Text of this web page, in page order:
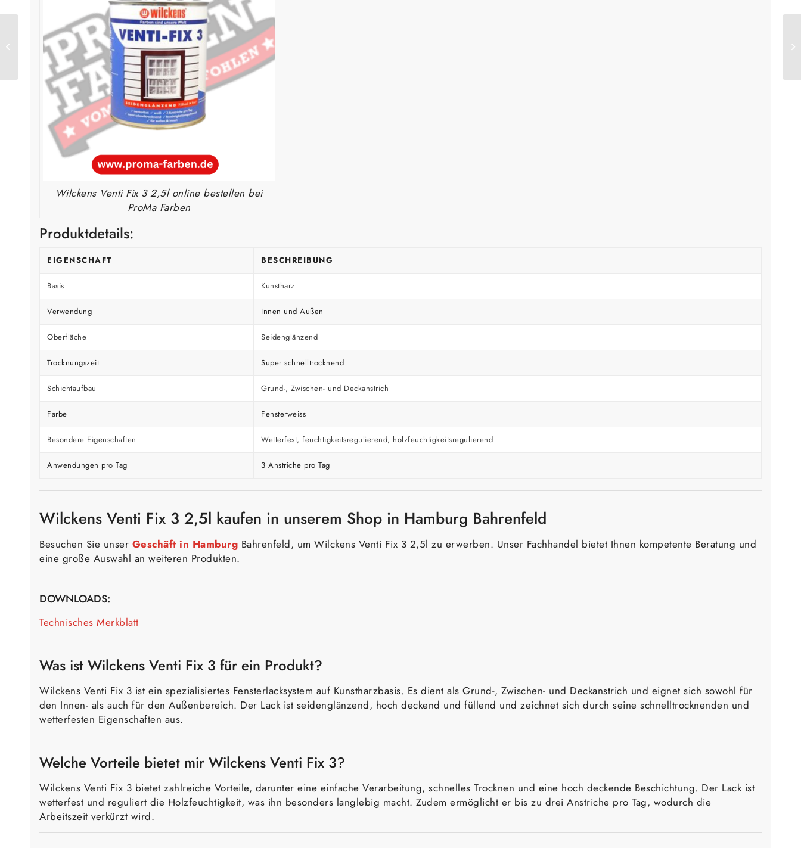
Wilckens Venti Fix 3 2,5l online bestellen bei
ProMa Farben
Produktdetails:
EIGENSCHAFT BESCHREIBUNG
Basis Kunstharz
Verwendung Innen und Außen
Oberfläche Seidenglänzend
Trocknungszeit Super schnelltrocknend
Schichtaufbau Grund-, Zwischen- und Deckanstrich
Farbe Fensterweiss
Besondere Eigenschaften Wetterfest, feuchtigkeitsregulierend, holzfeuchtigkeitsregulierend
Anwendungen pro Tag 3 Anstriche pro Tag
Wilckens Venti Fix 3 2,5l kaufen in unserem Shop in Hamburg Bahrenfeld
Besuchen Sie unser Geschäft in Hamburg Bahrenfeld, um Wilckens Venti Fix 3 2,5l zu erwerben. Unser Fachhandel bietet Ihnen kompetente Beratung und
eine große Auswahl an weiteren Produkten.
DOWNLOADS:
Technisches Merkblatt
Was ist Wilckens Venti Fix 3 für ein Produkt?
Wilckens Venti Fix 3 ist ein spezialisiertes Fensterlacksystem auf Kunstharzbasis. Es dient als Grund-, Zwischen- und Deckanstrich und eignet sich sowohl für
den Innen- als auch für den Außenbereich. Der Lack ist seidenglänzend, hoch deckend und füllend und zeichnet sich durch seine schnelltrocknenden und
wetterfesten Eigenschaften aus.
Welche Vorteile bietet mir Wilckens Venti Fix 3?
Wilckens Venti Fix 3 bietet zahlreiche Vorteile, darunter eine einfache Verarbeitung, schnelles Trocknen und eine hoch deckende Beschichtung. Der Lack ist
wetterfest und reguliert die Holzfeuchtigkeit, was ihn besonders langlebig macht. Zudem ermöglicht er bis zu drei Anstriche pro Tag, wodurch die
Arbeitszeit verkürzt wird.
Wilckens Venti Fix 3
750ml